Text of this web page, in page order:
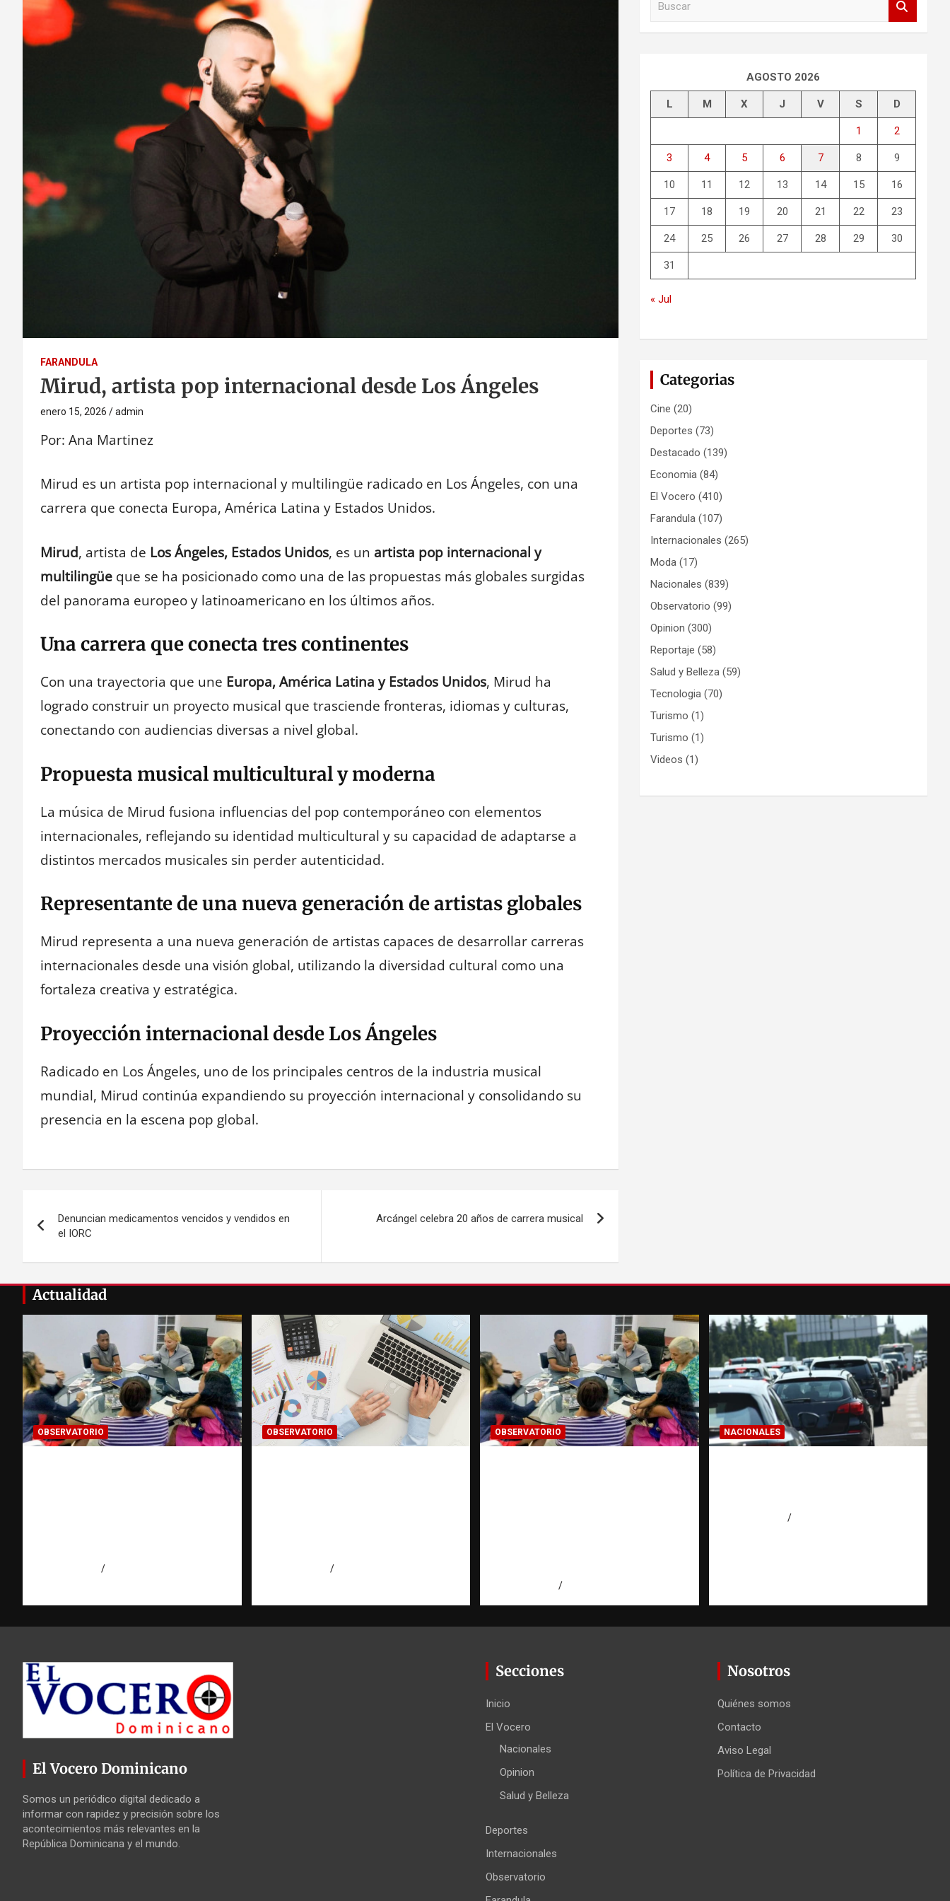
FARANDULA
Mirud, artista pop internacional desde Los Ángeles
enero 15, 2026 admin
Por: Ana Martinez
Mirud es un artista pop internacional y multilingüe radicado en Los Ángeles, con una
carrera que conecta Europa, América Latina y Estados Unidos.
Mirud, artista de Los Ángeles, Estados Unidos, es un artista pop internacional y
multilingüe que se ha posicionado como una de las propuestas más globales surgidas
del panorama europeo y latinoamericano en los últimos años.
Una carrera que conecta tres continentes
Con una trayectoria que une Europa, América Latina y Estados Unidos, Mirud ha
logrado construir un proyecto musical que trasciende fronteras, idiomas y culturas,
conectando con audiencias diversas a nivel global.
Propuesta musical multicultural y moderna
La música de Mirud fusiona influencias del pop contemporáneo con elementos
internacionales, reflejando su identidad multicultural y su capacidad de adaptarse a
distintos mercados musicales sin perder autenticidad.
Representante de una nueva generación de artistas globales
Mirud representa a una nueva generación de artistas capaces de desarrollar carreras
internacionales desde una visión global, utilizando la diversidad cultural como una
fortaleza creativa y estratégica.
Proyección internacional desde Los Ángeles
Radicado en Los Ángeles, uno de los principales centros de la industria musical
mundial, Mirud continúa expandiendo su proyección internacional y consolidando su
presencia en la escena pop global.
de
entradas
Denuncian medicamentos vencidos y vendidos en
el IORC
Arcángel celebra 20 años de carrera musical
AGOSTO 2026
L M X J V S D
1 2
3 4 5 6 7 8 9
10 11 12 13 14 15 16
17 18 19 20 21 22 23
24 25 26 27 28 29 30
31
« Jul
Categorias
Cine (20)
Deportes (73)
Destacado (139)
Economia (84)
El Vocero (410)
Farandula (107)
Internacionales (265)
Moda (17)
Nacionales (839)
Observatorio (99)
Opinion (300)
Reportaje (58)
Salud y Belleza (59)
Tecnologia (70)
Turismo (1)
Turismo (1)
Videos (1)
Actualidad
OBSERVATORIO OBSERVATORIO OBSERVATORIO NACIONALES
El Vocero Dominicano
Somos un periódico digital dedicado a
informar con rapidez y precisión sobre los
acontecimientos más relevantes en la
República Dominicana y el mundo.
Secciones
Inicio
El Vocero
Nacionales
Opinion
Salud y Belleza
Deportes
Internacionales
Observatorio
Nosotros
Quiénes somos
Contacto
Aviso Legal
Política de Privacidad